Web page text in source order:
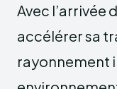
Avec l’arrivée
accélérer sa
rayonnement